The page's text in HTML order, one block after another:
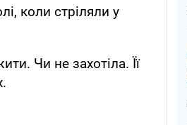
коли стріляли у
Чи не захотіла. Її